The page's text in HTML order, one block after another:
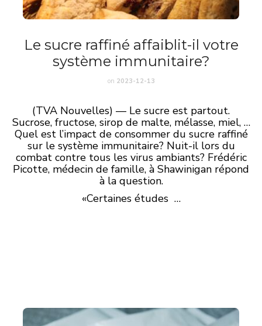
Le sucre raffiné affaiblit-il votre
système immunitaire?
on 2023-12-13
(TVA Nouvelles) — Le sucre est partout.
Sucrose, fructose, sirop de malte, mélasse, miel, …
Quel est l’impact de consommer du sucre raffiné
sur le système immunitaire? Nuit-il lors du
combat contre tous les virus ambiants? Frédéric
Picotte, médecin de famille, à Shawinigan répond
à la question.
«Certaines études …